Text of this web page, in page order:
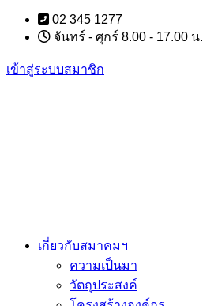
Skip
content
02 345 1277
จันทร์ - ศุกร์ 8.00 - 17.00 น.
เข้าสู่ระบบสมาชิก
เกี่ยวกับสมาคมฯ
ความเป็นมา
วัตถุประสงค์